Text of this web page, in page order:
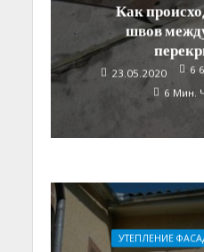
Как
швов
23.05.2020
6
6 Мин.
УТЕПЛЕНИЕ